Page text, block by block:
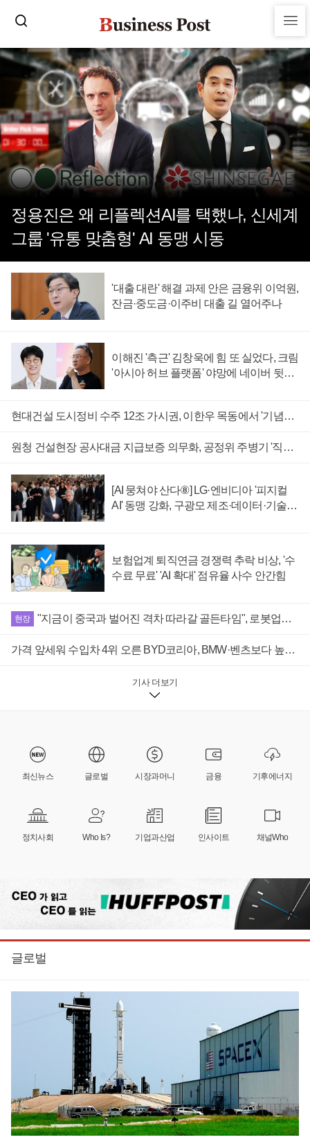
정용진은 왜 리플렉션AI를 택했나, 신세계
그룹 '유통 맞춤형' AI 동맹 시동
'대출 대란' 해결 과제 안은 금융위 이억원,
잔금·중도금·이주비 대출 길 열어주나
이해진 '측근' 김창욱에 힘 또 실었다, 크림
'아시아 허브 플랫폼' 야망에 네이버 뒷배
현대건설 도시정비 수주 12조 가시권, 이한우 목동에서 '기념비적 성적' 겨냥
원청 건설현장 공사대금 지급보증 의무화, 공정위 주병기 '직불 사각지대' 없앤다
[AI 뭉쳐야 산다⑧] LG·엔비디아 '피지컬
AI' 동맹 강화, 구광모 제조·데이터·기술
보험업계 퇴직연금 경쟁력 추락 비상, '수
수료 무료' 'AI 확대' 점유율 사수 안간힘
현장 "지금이 중국과 벌어진 격차 따라갈 골든타임", 로봇업계 "로봇 파운드리 산업 성장축으로 육성해야"
가격 앞세워 수입차 4위 오른 BYD코리아, BMW·벤츠보다 높은 공임비에 소비자 불만 폭발
기사 더보기
최신뉴스 글로벌 시장과머니 금융 기후에너지
정치사회 Who Is? 기업과산업 인사이트 채널Who
글로벌